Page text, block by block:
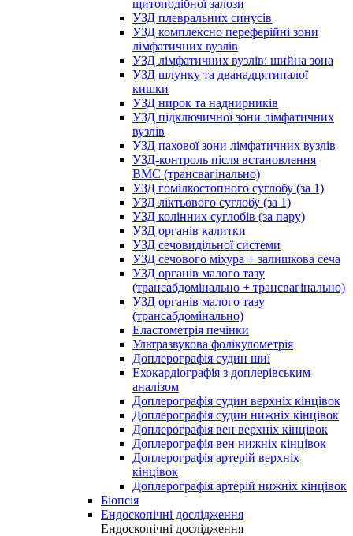
щитоподібної залози
УЗД плевральних синусів
УЗД комплексно переферійні зони
лімфатичних вузлів
УЗД лімфатичних вузлів: шийна зона
УЗД шлунку та дванадцятипалої
кишки
УЗД нирок та наднирників
УЗД підключичної зони лімфатичних
вузлів
УЗД пахової зони лімфатичних вузлів
УЗД-контроль після встановлення
ВМС (трансвагінально)
УЗД гомілкостопного суглобу (за 1)
УЗД ліктьового суглобу (за 1)
УЗД колінних суглобів (за пару)
УЗД органів калитки
УЗД сечовидільної системи
УЗД сечового міхура + залишкова сеча
УЗД органів малого тазу
(трансабдомінально + трансвагінально)
УЗД органів малого тазу
(трансабдомінально)
Еластометрія печінки
Ультразвукова фолікулометрія
Доплерографія судин шиї
Ехокардіографія з доплерівським
аналізом
Доплерографія судин верхніх кінцівок
Доплерографія судин нижніх кінцівок
Доплерографія вен верхніх кінцівок
Доплерографія вен нижніх кінцівок
Доплерографія артерій верхніх
кінцівок
Доплерографія артерій нижніх кінцівок
Біопсія
Ендоскопічні дослідження
Ендоскопічні дослідження